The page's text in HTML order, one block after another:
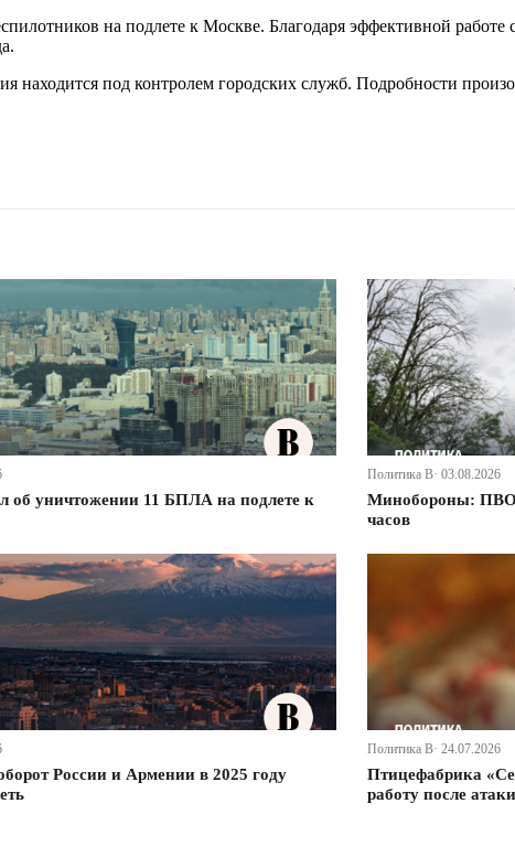
на подлете к Москве. Благодаря эффективной
находится под контролем городских служб. Подробности
об уничтожении 11 БПЛА на подлете к
Политика В· 03.08.2026
Минобороны: ПВО
часов
России и Армении в 2025 году
Политика В· 24.07.2026
Птицефабрика
работу после